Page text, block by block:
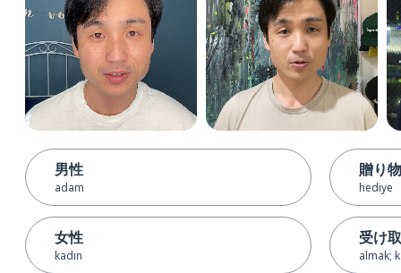
男性
adam
女性
kadın
贈り物
hediye
受け
almak;